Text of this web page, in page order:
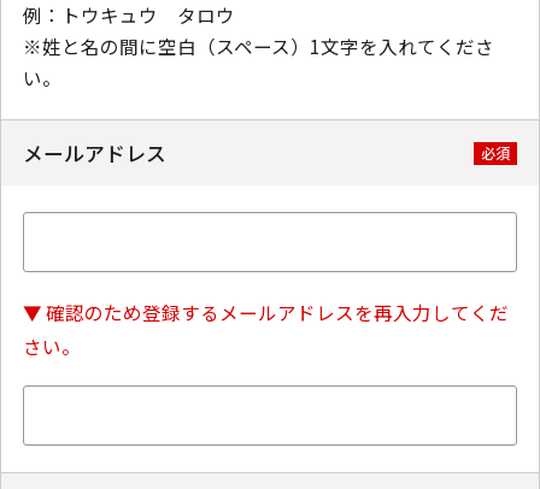
例：トウキュウ タロウ
※姓と名の間に空白（スペース）1文字を入れてくださ
い。
メールアドレス 必須
▼ 確認のため登録するメールアドレスを再入力してくだ
さい。